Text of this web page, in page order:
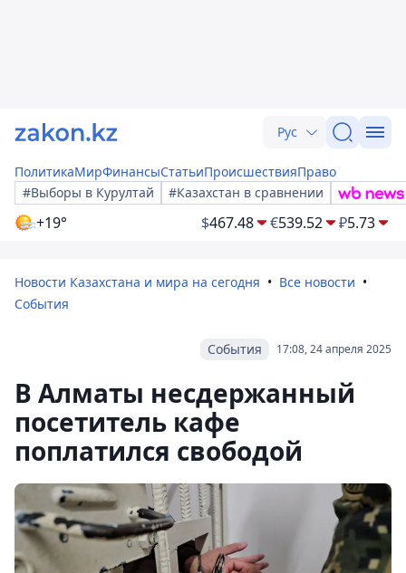
Рус
ПолитикаМирФинансыСтатьиПроисшествияПраво
#Выборы в Курултай
#Казахстан в сравнении
+19° $467.48 €539.52 ₽5.73
Новости Казахстана и мира на сегодня
Все новости
События
17:08, 24 апреля 2025
События
В Алматы несдержанный
посетитель кафе
поплатился свободой